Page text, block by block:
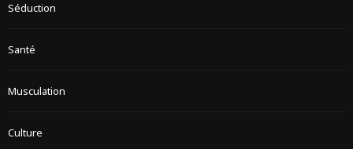
Séduction
Santé
Musculation
Culture